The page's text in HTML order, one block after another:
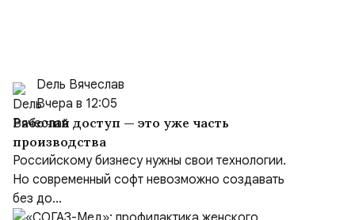
Dель Вячеслав
Вчера в 12:05
Рабочий доступ — это уже часть
производства
Российскому бизнесу нужны свои технологии.
Но современный софт невозможно создавать
без до...